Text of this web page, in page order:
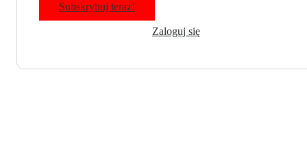
Subskrybuj teraz!
Zaloguj się